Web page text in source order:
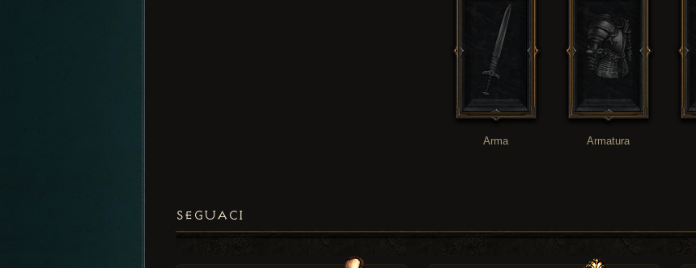
Arma Armatura
SEGUACI